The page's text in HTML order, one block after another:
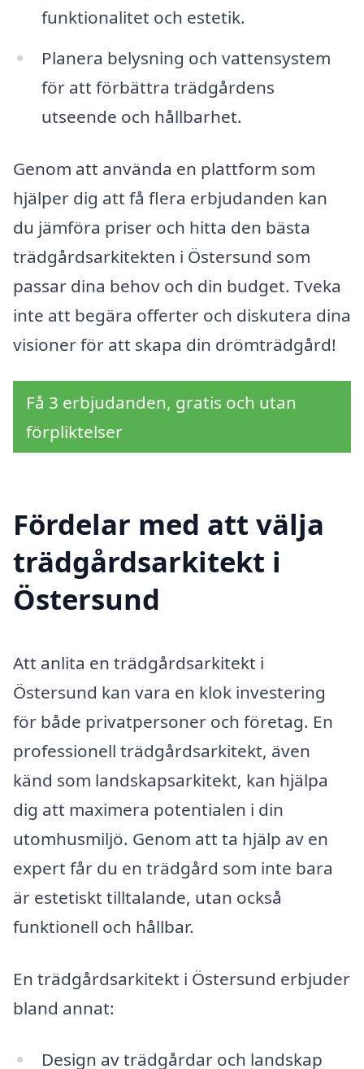
funktionalitet och estetik.
Planera belysning och vattensystem
för att förbättra trädgårdens
utseende och hållbarhet.
Genom att använda en plattform som
hjälper dig att få flera erbjudanden kan
du jämföra priser och hitta den bästa
trädgårdsarkitekten i Östersund som
passar dina behov och din budget. Tveka
inte att begära offerter och diskutera dina
visioner för att skapa din drömträdgård!
Få 3 erbjudanden, gratis och utan
förpliktelser
Fördelar med att välja
trädgårdsarkitekt i
Östersund
Att anlita en trädgårdsarkitekt i
Östersund kan vara en klok investering
för både privatpersoner och företag. En
professionell trädgårdsarkitekt, även
känd som landskapsarkitekt, kan hjälpa
dig att maximera potentialen i din
utomhusmiljö. Genom att ta hjälp av en
expert får du en trädgård som inte bara
är estetiskt tilltalande, utan också
funktionell och hållbar.
En trädgårdsarkitekt i Östersund erbjuder
bland annat:
Design av trädgårdar och landskap